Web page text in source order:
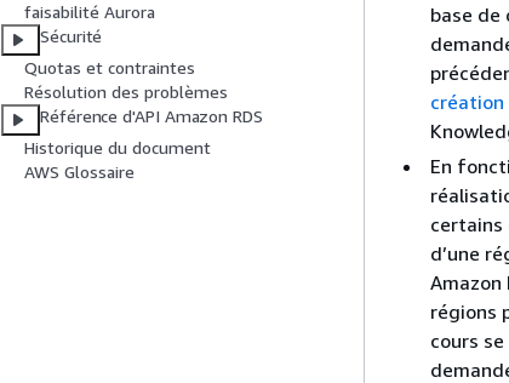
faisabilité Aurora
Sécurité
Quotas et contraintes
Résolution des problèmes
Référence d'API Amazon RDS
Historique du document
AWS Glossaire
base de
création
En
certains
d’une
Amazon
régions
cours